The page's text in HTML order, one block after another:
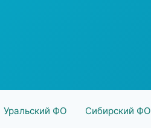
Уральский ФО Сибирский ФО